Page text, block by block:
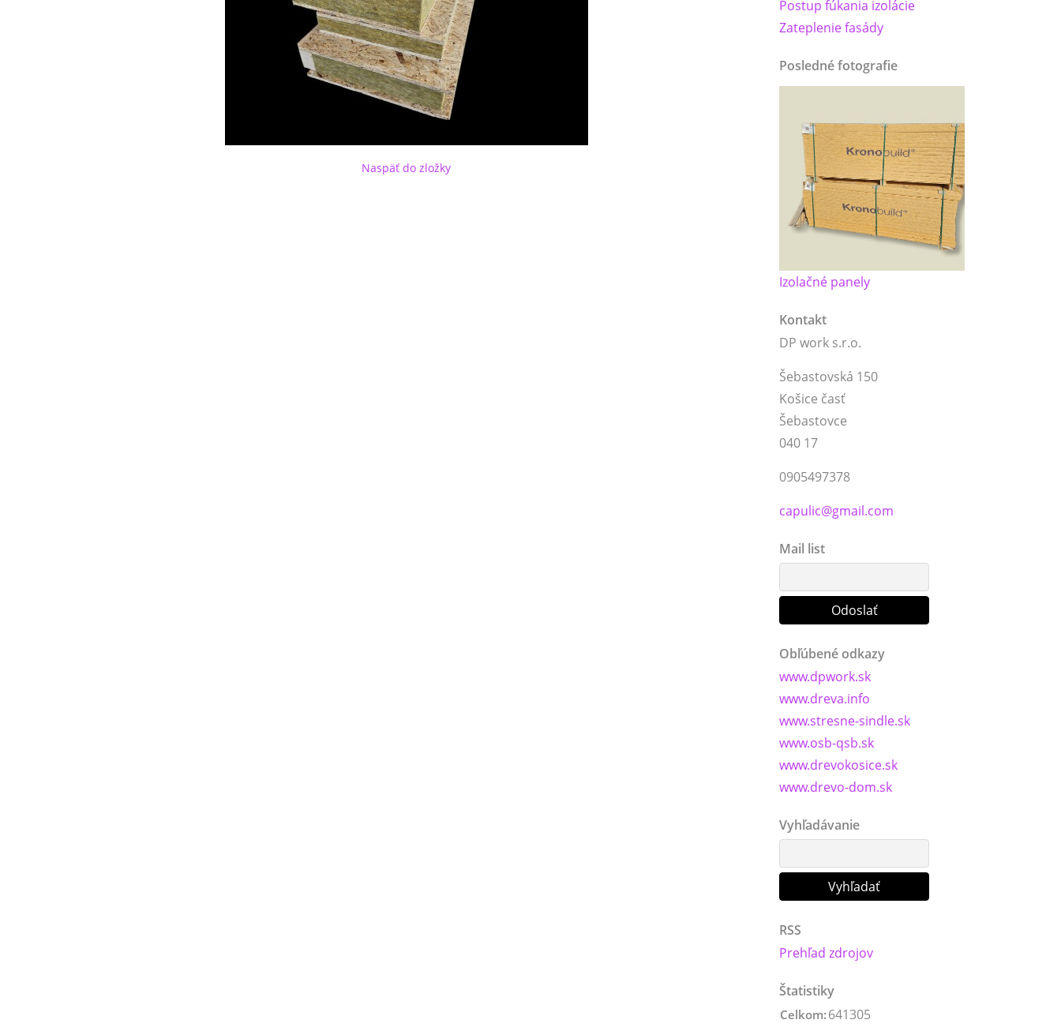
Naspäť do zložky
Postup fúkania izolácie
Zateplenie fasády
Posledné fotografie
Izolačné panely
Kontakt
DP work s.r.o.
Šebastovská 150
Košice časť
Šebastovce
040 17
0905497378
capulic@gmail.com
Mail list
Obľúbené odkazy
www.dpwork.sk
www.dreva.info
www.stresne-sindle.sk
www.osb-qsb.sk
www.drevokosice.sk
www.drevo-dom.sk
Vyhľadávanie
RSS
Prehľad zdrojov
Štatistiky
Celkom: 641305